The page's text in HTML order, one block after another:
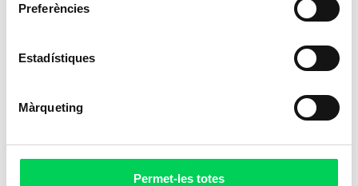
Preferències
Estadístiques
Màrqueting
Permet-les totes